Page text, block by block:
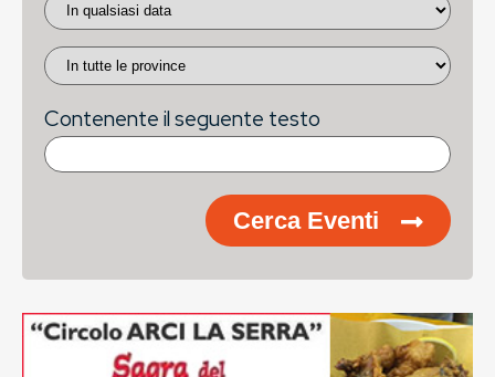
Contenente il seguente testo
Cerca Eventi